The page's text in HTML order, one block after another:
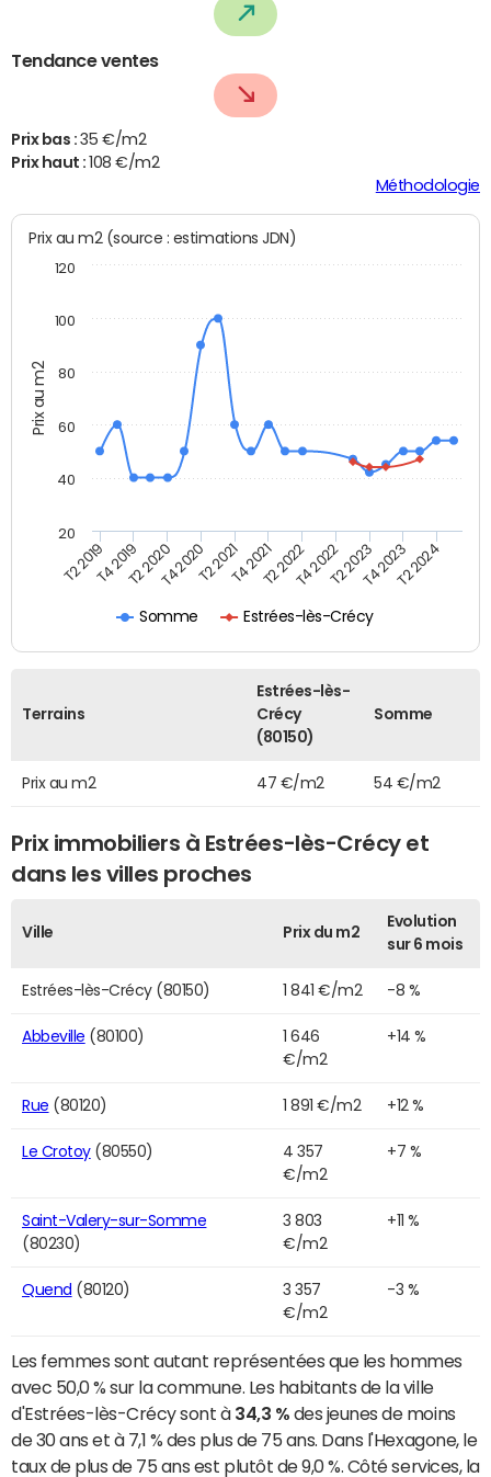
Tendance ventes
Prix bas : 35 €/m2
Prix haut : 108 €/m2
Méthodologie
Prix au m2
Prix au m2 (source : estimations JDN)
Somme Estrées-lès-Crécy
T2 2019T4 2019T2 2020T4 2020T2 2021T4 2021T2 2022T4 2022T2 2023T4 2023T2 2024
20
40
60
80
100
120
Terrains
Estrées-lès-
Crécy
(80150)
Somme
Prix au m2 47 €/m2 54 €/m2
Prix immobiliers à Estrées-lès-Crécy et
dans les villes proches
Ville Prix du m2
Evolution
sur 6 mois
Estrées-lès-Crécy (80150) 1 841 €/m2 -8 %
Abbeville (80100)
1 646
€/m2
+14 %
Rue (80120) 1 891 €/m2 +12 %
Le Crotoy(80550)
4 357
€/m2
+7 %
Saint-Valery-sur-Somme
(80230)
3 803
€/m2
+11 %
Quend (80120)
3 357
€/m2
-3 %
Les femmes sont autant représentées que les hommes
avec 50,0 % sur la commune. Les habitants de la ville
d'Estrées-lès-Crécy sont à 34,3 % des jeunes de moins
de 30 ans et à 7,1 % des plus de 75 ans. Dans l'Hexagone, le
taux de plus de 75 ans est plutôt de 9,0 %. Côté services, la